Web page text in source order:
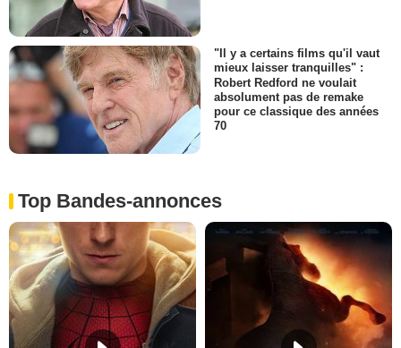
"Il y a certains films qu'il vaut
mieux laisser tranquilles" :
Robert Redford ne voulait
absolument pas de remake
pour ce classique des années
70
Top Bandes-annonces